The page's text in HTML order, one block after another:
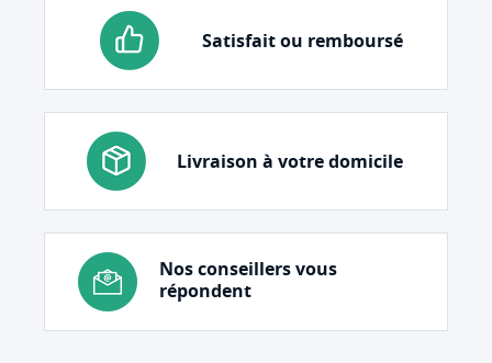
Satisfait ou remboursé
Livraison à votre domicile
Nos conseillers vous
répondent